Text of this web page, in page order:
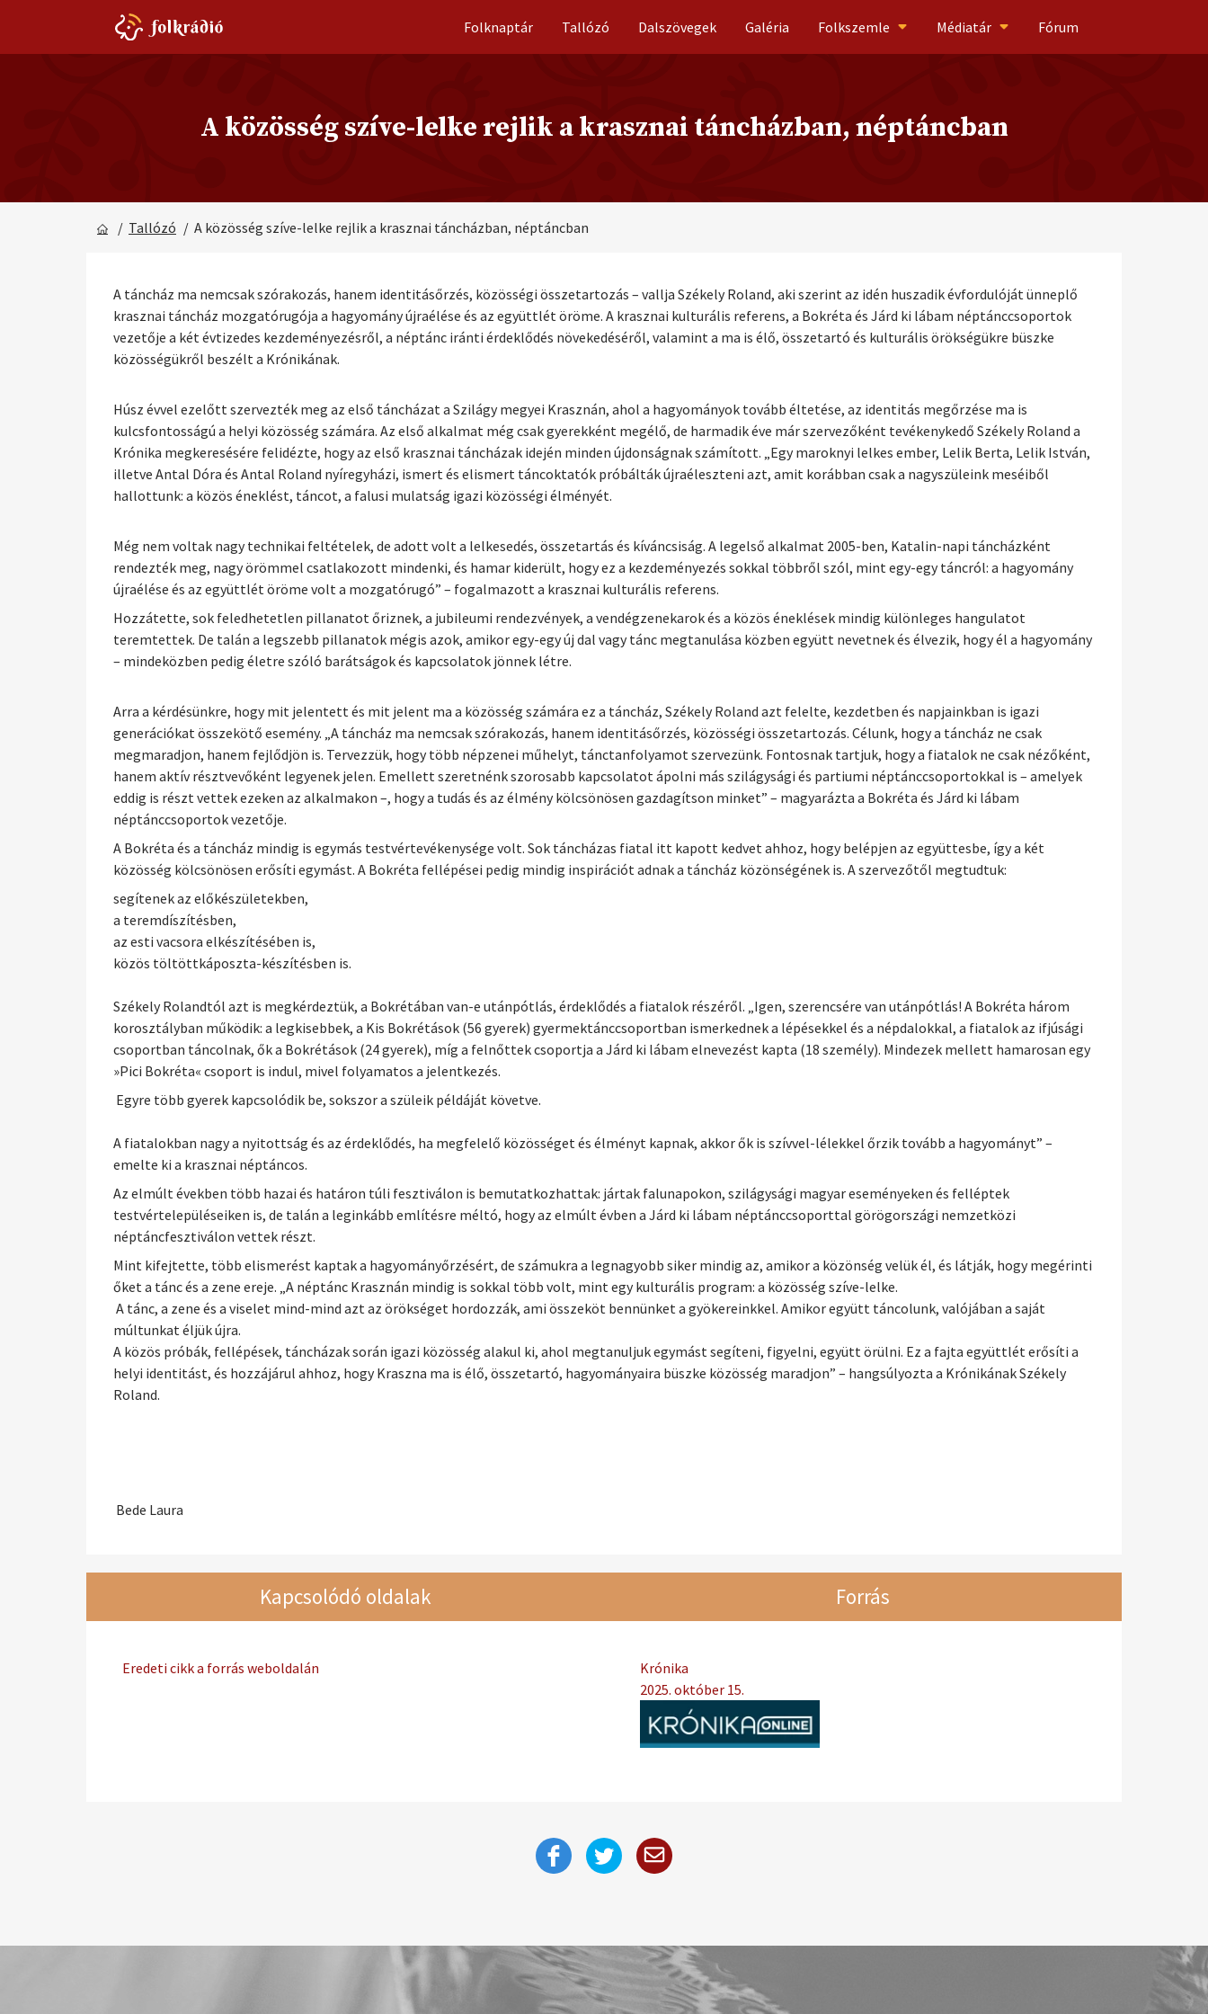
Folknaptár Tallózó Dalszövegek Galéria Folkszemle Médiatár Fórum
A közösség szíve-lelke rejlik a krasznai táncházban, néptáncban
/ Tallózó / A közösség szíve-lelke rejlik a krasznai táncházban, néptáncban
A táncház ma nemcsak szórakozás, hanem identitásőrzés, közösségi összetartozás – vallja Székely Roland, aki szerint az idén huszadik évfordulóját ünneplő
krasznai táncház mozgatórugója a hagyomány újraélése és az együttlét öröme. A krasznai kulturális referens, a Bokréta és Járd ki lábam néptánccsoportok
vezetője a két évtizedes kezdeményezésről, a néptánc iránti érdeklődés növekedéséről, valamint a ma is élő, összetartó és kulturális örökségükre büszke
közösségükről beszélt a Krónikának.
Húsz évvel ezelőtt szervezték meg az első táncházat a Szilágy megyei Krasznán, ahol a hagyományok tovább éltetése, az identitás megőrzése ma is
kulcsfontosságú a helyi közösség számára. Az első alkalmat még csak gyerekként megélő, de harmadik éve már szervezőként tevékenykedő Székely Roland a
Krónika megkeresésére felidézte, hogy az első krasznai táncházak idején minden újdonságnak számított. „Egy maroknyi lelkes ember, Lelik Berta, Lelik István,
illetve Antal Dóra és Antal Roland nyíregyházi, ismert és elismert táncoktatók próbálták újraéleszteni azt, amit korábban csak a nagyszüleink meséiből
hallottunk: a közös éneklést, táncot, a falusi mulatság igazi közösségi élményét.
Még nem voltak nagy technikai feltételek, de adott volt a lelkesedés, összetartás és kíváncsiság. A legelső alkalmat 2005-ben, Katalin-napi táncházként
rendezték meg, nagy örömmel csatlakozott mindenki, és hamar kiderült, hogy ez a kezdeményezés sokkal többről szól, mint egy-egy táncról: a hagyomány
újraélése és az együttlét öröme volt a mozgatórugó” – fogalmazott a krasznai kulturális referens.
Hozzátette, sok feledhetetlen pillanatot őriznek, a jubileumi rendezvények, a vendégzenekarok és a közös éneklések mindig különleges hangulatot
teremtettek. De talán a legszebb pillanatok mégis azok, amikor egy-egy új dal vagy tánc megtanulása közben együtt nevetnek és élvezik, hogy él a hagyomány
– mindeközben pedig életre szóló barátságok és kapcsolatok jönnek létre.
Arra a kérdésünkre, hogy mit jelentett és mit jelent ma a közösség számára ez a táncház, Székely Roland azt felelte, kezdetben és napjainkban is igazi
generációkat összekötő esemény. „A táncház ma nemcsak szórakozás, hanem identitásőrzés, közösségi összetartozás. Célunk, hogy a táncház ne csak
megmaradjon, hanem fejlődjön is. Tervezzük, hogy több népzenei műhelyt, tánctanfolyamot szervezünk. Fontosnak tartjuk, hogy a fiatalok ne csak nézőként,
hanem aktív résztvevőként legyenek jelen. Emellett szeretnénk szorosabb kapcsolatot ápolni más szilágysági és partiumi néptánccsoportokkal is – amelyek
eddig is részt vettek ezeken az alkalmakon –, hogy a tudás és az élmény kölcsönösen gazdagítson minket” – magyarázta a Bokréta és Járd ki lábam
néptánccsoportok vezetője.
A Bokréta és a táncház mindig is egymás testvértevékenysége volt. Sok táncházas fiatal itt kapott kedvet ahhoz, hogy belépjen az együttesbe, így a két
közösség kölcsönösen erősíti egymást. A Bokréta fellépései pedig mindig inspirációt adnak a táncház közönségének is. A szervezőtől megtudtuk:
segítenek az előkészületekben,
a teremdíszítésben,
az esti vacsora elkészítésében is,
közös töltöttkáposzta-készítésben is.
Székely Rolandtól azt is megkérdeztük, a Bokrétában van-e utánpótlás, érdeklődés a fiatalok részéről. „Igen, szerencsére van utánpótlás! A Bokréta három
korosztályban működik: a legkisebbek, a Kis Bokrétások (56 gyerek) gyermektánccsoportban ismerkednek a lépésekkel és a népdalokkal, a fiatalok az ifjúsági
csoportban táncolnak, ők a Bokrétások (24 gyerek), míg a felnőttek csoportja a Járd ki lábam elnevezést kapta (18 személy). Mindezek mellett hamarosan egy
»Pici Bokréta« csoport is indul, mivel folyamatos a jelentkezés.
Egyre több gyerek kapcsolódik be, sokszor a szüleik példáját követve.
A fiatalokban nagy a nyitottság és az érdeklődés, ha megfelelő közösséget és élményt kapnak, akkor ők is szívvel-lélekkel őrzik tovább a hagyományt” –
emelte ki a krasznai néptáncos.
Az elmúlt években több hazai és határon túli fesztiválon is bemutatkozhattak: jártak falunapokon, szilágysági magyar eseményeken és felléptek
testvértelepüléseiken is, de talán a leginkább említésre méltó, hogy az elmúlt évben a Járd ki lábam néptánccsoporttal görögországi nemzetközi
néptáncfesztiválon vettek részt.
Mint kifejtette, több elismerést kaptak a hagyományőrzésért, de számukra a legnagyobb siker mindig az, amikor a közönség velük él, és látják, hogy megérinti
őket a tánc és a zene ereje. „A néptánc Krasznán mindig is sokkal több volt, mint egy kulturális program: a közösség szíve-lelke.
A tánc, a zene és a viselet mind-mind azt az örökséget hordozzák, ami összeköt bennünket a gyökereinkkel. Amikor együtt táncolunk, valójában a saját
múltunkat éljük újra.
A közös próbák, fellépések, táncházak során igazi közösség alakul ki, ahol megtanuljuk egymást segíteni, figyelni, együtt örülni. Ez a fajta együttlét erősíti a
helyi identitást, és hozzájárul ahhoz, hogy Kraszna ma is élő, összetartó, hagyományaira büszke közösség maradjon” – hangsúlyozta a Krónikának Székely
Roland.
Bede Laura
Kapcsolódó oldalak
Eredeti cikk a forrás weboldalán
Forrás
Krónika
2025. október 15.